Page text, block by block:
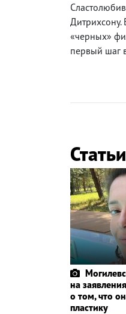
Дитрихсону.
«черных»
первый шаг
на
о том, что
пластику